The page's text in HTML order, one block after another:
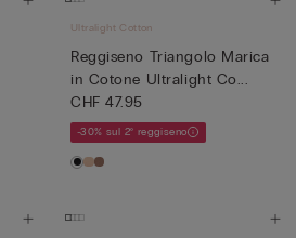
Ultralight Cotton
Reggiseno Triangolo Marica
in Cotone Ultralight Co...
CHF 47.95
-30% sul 2° reggiseno